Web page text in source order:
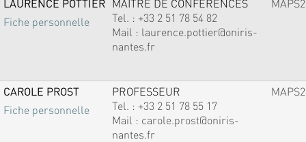
LAURENCE POTTIER
Fiche personnelle
MAÎTRE DE CONFÉRENCES
Tel. : +33 2 51 78 54 82
Mail : laurence.pottier@oniris-
nantes.fr
MAPS2
CAROLE PROST
Fiche personnelle
PROFESSEUR
Tel. : +33 2 51 78 55 17
Mail : carole.prost@oniris-
nantes.fr
MAPS2